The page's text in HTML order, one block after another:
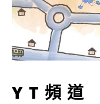
YT頻道